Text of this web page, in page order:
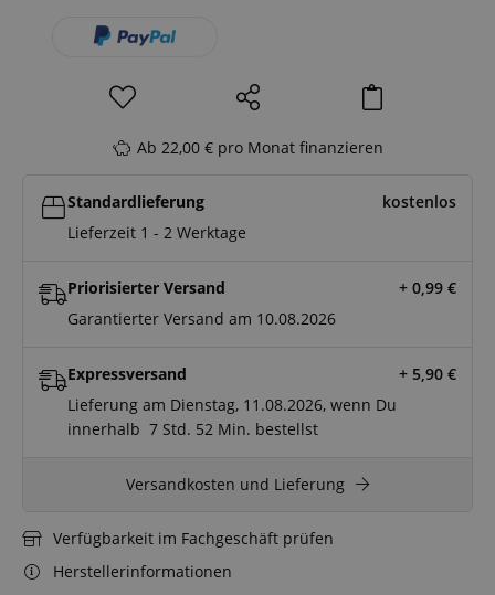
Ab 22,00 € pro Monat finanzieren
Standardlieferung
kostenlos
Lieferzeit 1 - 2 Werktage
Priorisierter Versand + 0,99 €
Garantierter Versand am 10.08.2026
Expressversand + 5,90 €
Lieferung am Dienstag, 11.08.2026, wenn Du
innerhalb 7 Std. 52 Min. bestellst
Versandkosten und Lieferung
Verfügbarkeit im Fachgeschäft prüfen
Herstellerinformationen